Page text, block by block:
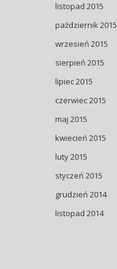
listopad 2015
październik 2015
wrzesień 2015
sierpień 2015
lipiec 2015
czerwiec 2015
maj 2015
kwiecień 2015
luty 2015
styczeń 2015
grudzień 2014
listopad 2014